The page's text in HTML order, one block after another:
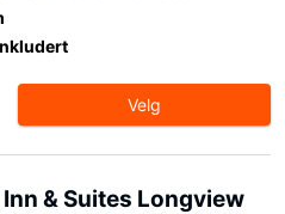
Velg
& Suites Longview